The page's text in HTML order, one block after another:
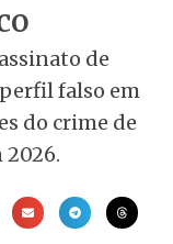
de
falso em
do crime de
2026.